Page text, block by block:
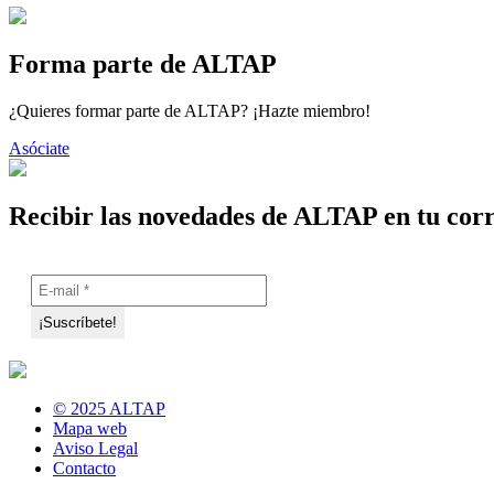
Forma parte de ALTAP
¿Quieres formar parte de ALTAP? ¡Hazte miembro!
Asóciate
Recibir las novedades de ALTAP en tu
© 2025 ALTAP
Mapa web
Aviso Legal
Contacto